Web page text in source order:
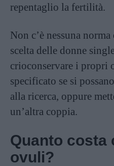
repentaglio la fertilità.
Non c’è nessuna
scelta delle donne
crioconservare i propri
specificato se si
alla ricerca, oppure
un’altra coppia.
Quanto costa
ovuli?